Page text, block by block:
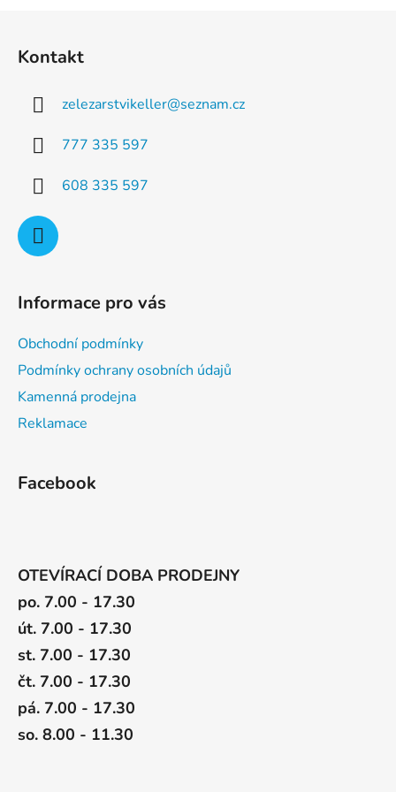
v
Kontakt
zelezarstvikeller@seznam.cz
777 335 597
608 335 597
Informace pro vás
Obchodní podmínky
Podmínky ochrany osobních údajů
Kamenná prodejna
Reklamace
Facebook
OTEVÍRACÍ DOBA PRODEJNY
po. 7.00 - 17.30
út. 7.00 - 17.30
st. 7.00 - 17.30
čt. 7.00 - 17.30
pá. 7.00 - 17.30
so. 8.00 - 11.30